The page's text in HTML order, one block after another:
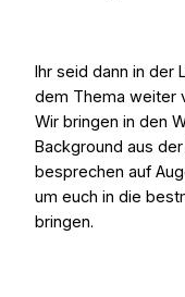
Ihr seid dann in der
dem Thema weiter
Wir bringen in den
Background aus
besprechen auf
um euch in die
bringen.